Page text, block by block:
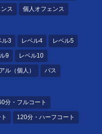
ス 個人オフェンス
ル3 レベル4 レベル5
9 レベル10
ル（個人） パス
分・フルコート
120分・ハーフコート